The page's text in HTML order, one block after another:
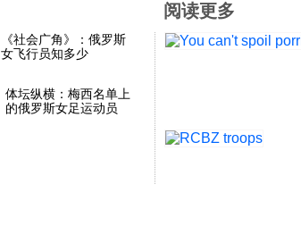
《社会广角》：俄罗斯
女飞行员知多少
体坛纵横：梅西名单上
的俄罗斯女足运动员
阅读更多